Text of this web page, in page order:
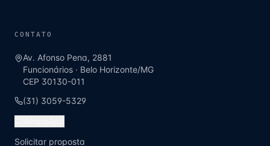
CONTATO
Av. Afonso Pena, 2881
Funcionários · Belo Horizonte/MG
CEP 30130-011
(31) 3059-5329
Solicitar proposta